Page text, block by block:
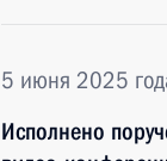
5 июня 2025
Исполнено